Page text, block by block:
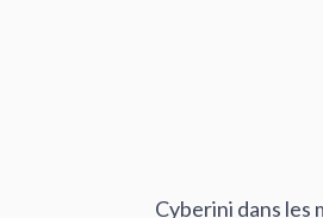
Cyberini dans les